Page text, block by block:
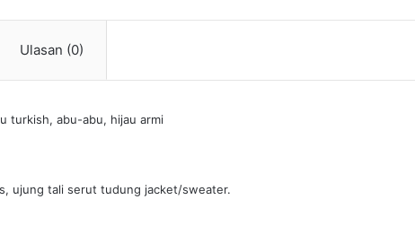
Ulasan (0)
turkish, abu-abu, hijau armi
ujung tali serut tudung jacket/sweater.